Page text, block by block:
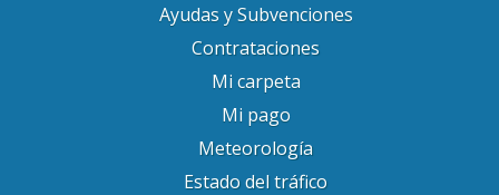
Ayudas y Subvenciones
Contrataciones
Mi carpeta
Mi pago
Meteorología
Estado del tráfico